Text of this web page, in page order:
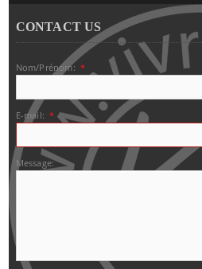
CONTACT US
Nom/Prénom: *
E-mail: *
Message: